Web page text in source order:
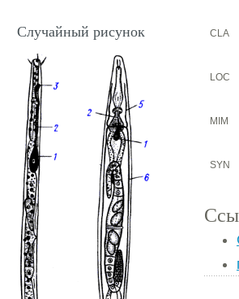
CLA
LOC
MIM
SYN
Случайный рисунок